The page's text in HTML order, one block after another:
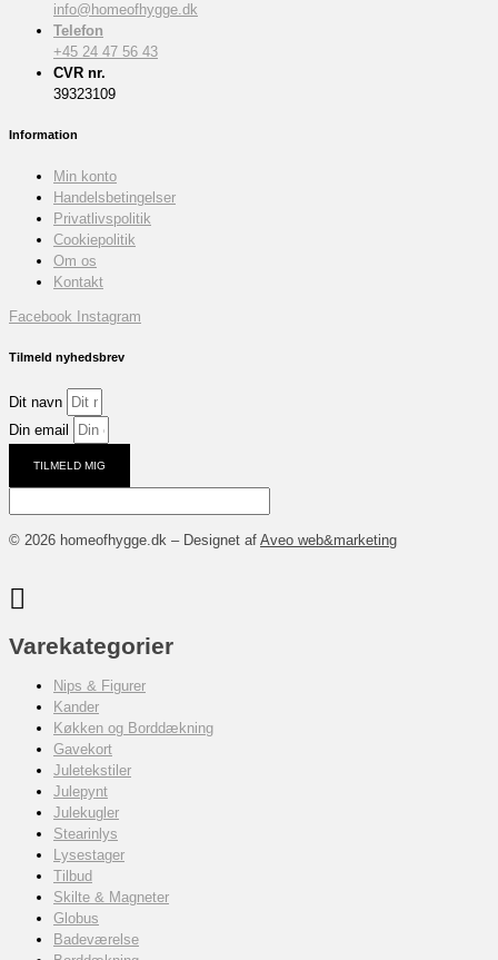
info@homeofhygge.dk
Telefon
+45 24 47 56 43
CVR nr.
39323109
Information
Min konto
Handelsbetingelser
Privatlivspolitik
Cookiepolitik
Om os
Kontakt
Facebook Instagram
Tilmeld nyhedsbrev
Dit navn
Din email
TILMELD MIG
© 2026 homeofhygge.dk – Designet af Aveo web&marketing
Varekategorier
Nips & Figurer
Kander
Køkken og Borddækning
Gavekort
Juletekstiler
Julepynt
Julekugler
Stearinlys
Lysestager
Tilbud
Skilte & Magneter
Globus
Badeværelse